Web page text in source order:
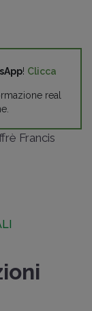
! Clicca
real
Francis